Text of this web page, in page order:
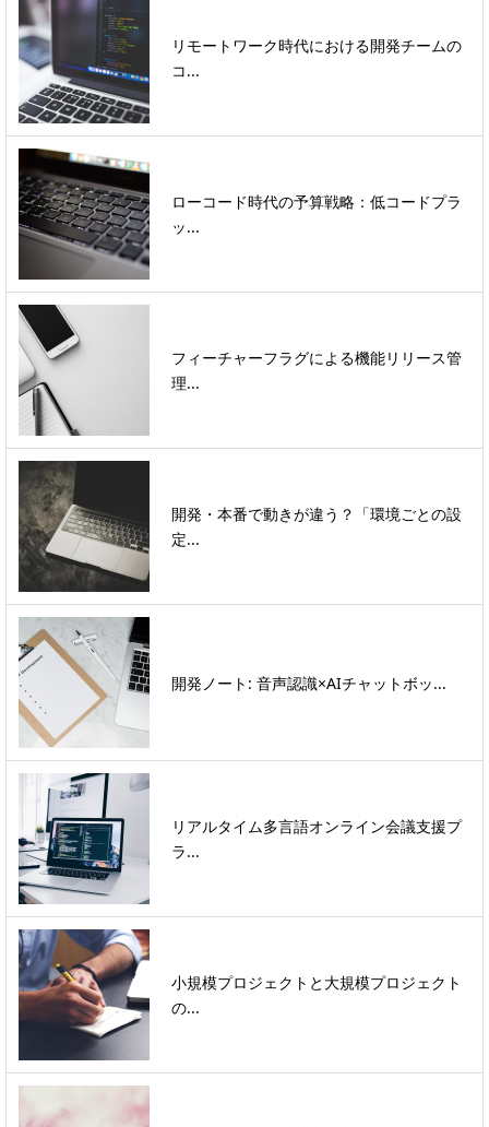
リモートワーク時代における開発チームの
コ...
ローコード時代の予算戦略：低コードプラ
ッ...
フィーチャーフラグによる機能リリース管
理...
開発・本番で動きが違う？「環境ごとの設
定...
開発ノート: 音声認識×AIチャットボッ...
リアルタイム多言語オンライン会議支援プ
ラ...
小規模プロジェクトと大規模プロジェクト
の...